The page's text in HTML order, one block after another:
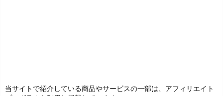
当サイトで紹介している商品やサービスの一部は、アフィリエイト